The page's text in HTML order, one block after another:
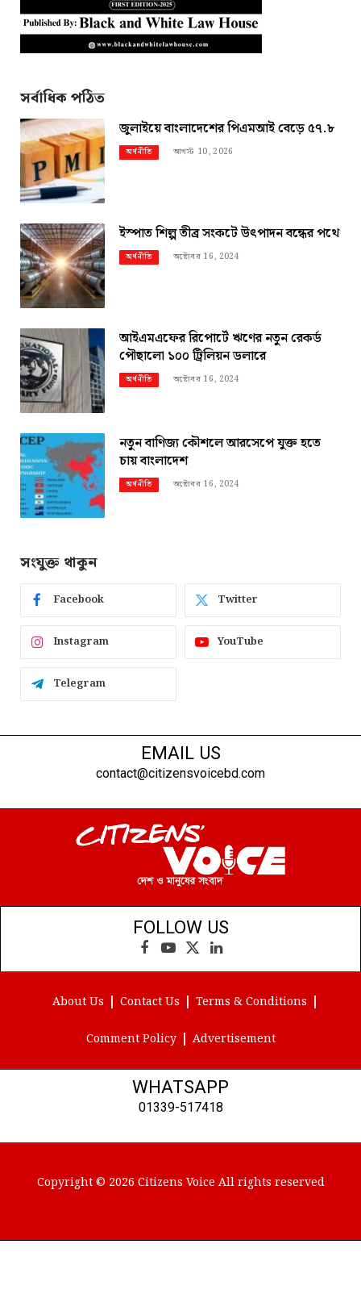
সর্বাধিক পঠিত
জুলাইয়ে বাংলাদেশের পিএমআই বেড়ে ৫৭.৮
অর্থনীতি আগস্ট 10, 2026
ইস্পাত শিল্প তীব্র সংকটে উৎপাদন বন্ধের পথে
অর্থনীতি অক্টোবর 16, 2024
আইএমএফের রিপোর্টে ঋণের নতুন রেকর্ড
পৌছালো ১০০ ট্রিলিয়ন ডলারে
অর্থনীতি অক্টোবর 16, 2024
নতুন বাণিজ্য কৌশলে আরসেপে যুক্ত হতে
চায় বাংলাদেশ
অর্থনীতি অক্টোবর 16, 2024
সংযুক্ত থাকুন
Facebook Twitter
Instagram YouTube
Telegram
EMAIL US
contact@citizensvoicebd.com
FOLLOW US
Facebook
YouTube
X
(Twitter)
LinkedIn
About Us Contact Us Terms & Conditions
Comment Policy Advertisement
WHATSAPP
01339-517418
Copyright © 2026 Citizens Voice All rights reserved